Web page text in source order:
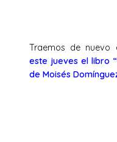
Traemos de nuevo
este jueves el libro
de Moisés